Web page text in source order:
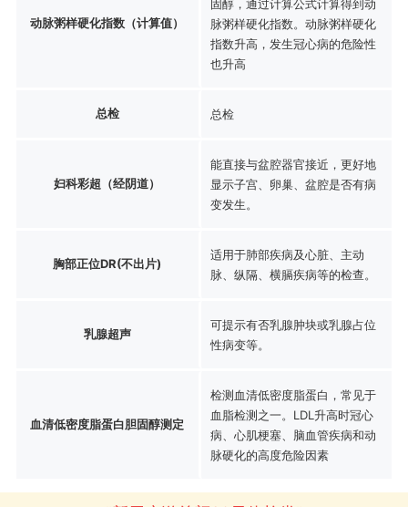
动脉粥样硬化指数（计算值）
固醇，通过计算公式计算得到动
脉粥样硬化指数。动脉粥样硬化
指数升高，发生冠心病的危险性
也升高
总检 总检
妇科彩超（经阴道）
能直接与盆腔器官接近，更好地
显示子宫、卵巢、盆腔是否有病
变发生。
胸部正位DR(不出片)
适用于肺部疾病及心脏、主动
脉、纵隔、横膈疾病等的检查。
乳腺超声
可提示有否乳腺肿块或乳腺占位
性病变等。
血清低密度脂蛋白胆固醇测定
检测血清低密度脂蛋白，常见于
血脂检测之一。LDL升高时冠心
病、心肌梗塞、脑血管疾病和动
脉硬化的高度危险因素